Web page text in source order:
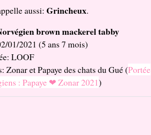
aussi: Grincheux.
brown mackerel tabby
01/2021 (5 ans 7 mois)
LOOF
Zonar et Papaye des chats du Gué (Portée
: Papaye ❤ Zonar 2021)